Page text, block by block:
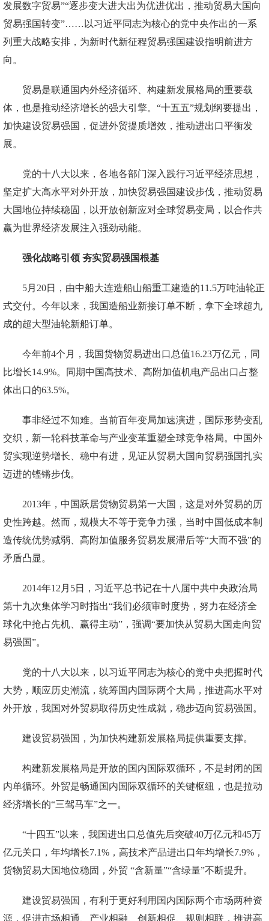
发展数字贸易”“逐步变大进大出为优进优出，推动贸易大国向
贸易强国转变”……以习近平同志为核心的党中央作出的一系
列重大战略安排，为新时代新征程贸易强国建设指明前进方
向。
贸易是联通国内外经济循环、构建新发展格局的重要载
体，也是推动经济增长的强大引擎。“十五五”规划纲要提出，
加快建设贸易强国，促进外贸提质增效，推动进出口平衡发
展。
党的十八大以来，各地各部门深入践行习近平经济思想，
坚定扩大高水平对外开放，加快贸易强国建设步伐，推动贸易
大国地位持续稳固，以开放创新应对全球贸易变局，以合作共
赢为世界经济发展注入强劲动能。
强化战略引领 夯实贸易强国根基
5月20日，由中船大连造船山船重工建造的11.5万吨油轮正
式交付。今年以来，我国造船业新接订单不断，拿下全球超九
成的超大型油轮新船订单。
今年前4个月，我国货物贸易进出口总值16.23万亿元，同
比增长14.9%。同期中国高技术、高附加值机电产品出口占整
体出口的63.5%。
事非经过不知难。当前百年变局加速演进，国际形势变乱
交织，新一轮科技革命与产业变革重塑全球竞争格局。中国外
贸实现逆势增长、稳中有进，见证从贸易大国向贸易强国扎实
迈进的铿锵步伐。
2013年，中国跃居货物贸易第一大国，这是对外贸易的历
史性跨越。然而，规模大不等于竞争力强，当时中国低成本制
造传统优势减弱、高附加值服务贸易发展滞后等“大而不强”的
矛盾凸显。
2014年12月5日，习近平总书记在十八届中共中央政治局
第十九次集体学习时指出“我们必须审时度势，努力在经济全
球化中抢占先机、赢得主动”，强调“要加快从贸易大国走向贸
易强国”。
党的十八大以来，以习近平同志为核心的党中央把握时代
大势，顺应历史潮流，统筹国内国际两个大局，推进高水平对
外开放，我国对外贸易取得历史性成就，稳步迈向贸易强国。
建设贸易强国，为加快构建新发展格局提供重要支撑。
构建新发展格局是开放的国内国际双循环，不是封闭的国
内单循环。外贸是畅通国内国际双循环的关键枢纽，也是拉动
经济增长的“三驾马车”之一。
“十四五”以来，我国进出口总值先后突破40万亿元和45万
亿元关口，年均增长7.1%，高技术产品进出口年均增长7.9%，
货物贸易大国地位稳固，外贸 “含新量”“含绿量”不断提升。
建设贸易强国，有利于更好利用国内国际两个市场两种资
源，促进市场相通、产业相融、创新相促、规则相联，推进高